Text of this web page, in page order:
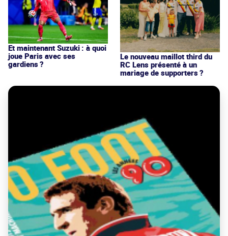
Et maintenant Suzuki : à quoi
joue Paris avec ses
gardiens ?
Le nouveau maillot third du
RC Lens présenté à un
mariage de supporters ?